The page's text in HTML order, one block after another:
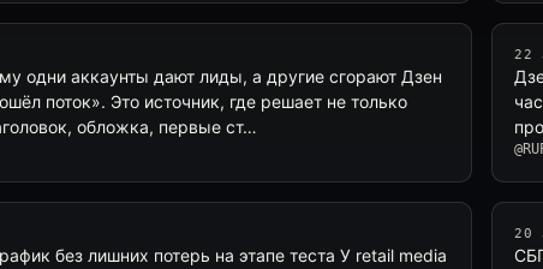
одни аккаунты дают лиды, а другие сгорают Дзен
поток». Это источник, где решает не только
обложка, первые ст…
22
без лишних потерь на этапе теста У retail media
20